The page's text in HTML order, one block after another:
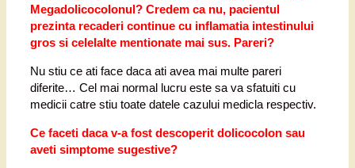
Megadolicocolonul? Credem ca nu, pacientul
prezinta recaderi continue cu inflamatia intestinului
gros si celelalte mentionate mai sus. Pareri?
Nu stiu ce ati face daca ati avea mai multe pareri
diferite… Cel mai normal lucru este sa va sfatuiti cu
medicii catre stiu toate datele cazului medicla respectiv.
Ce faceti daca v-a fost descoperit dolicocolon sau
aveti simptome sugestive?